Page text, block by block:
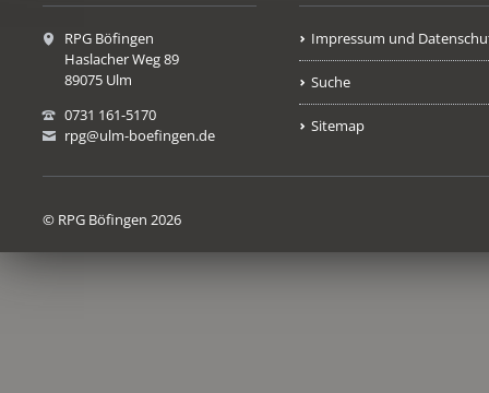
RPG Böfingen
Haslacher Weg 89
89075 Ulm
0731 161-5170
rpg@ulm-boefingen.de
Impressum und
Suche
Sitemap
© RPG Böfingen 2026